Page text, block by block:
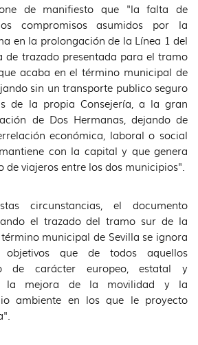
de manifiesto que "la falta de
compromisos asumidos por la
en la prolongación de la Línea 1 del
de trazado presentada para el tramo
acaba en el término municipal de
sin un transporte publico seguro
de la propia Consejería, a la gran
de Dos Hermanas, dejando de
económica, laboral o social
con la capital y que genera
de viajeros entre los dos municipios".
circunstancias, el documento
el trazado del tramo sur de la
municipal de Sevilla se ignora
que de todos aquellos
de carácter europeo, estatal y
la mejora de la movilidad y la
ambiente en los que le proyecto